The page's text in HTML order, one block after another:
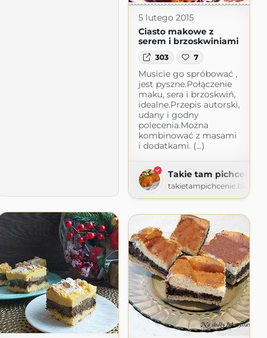
5 lutego 2015
Ciasto makowe z
serem i brzoskwiniami
303 7
Musicie go spróbować ,
jest pyszne.Połączenie
maku, sera i brzoskwiń,
idealne.Przepis autorski,
udany i godny
polecenia.Można
kombinować z masami
i dodatkami. (...)
Takie tam pichcenie